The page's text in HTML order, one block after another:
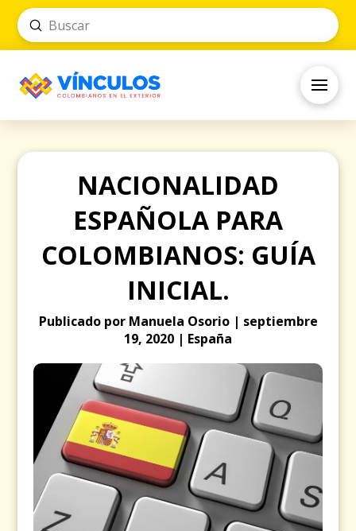
Search
Submit
NACIONALIDAD
ESPAÑOLA PARA
COLOMBIANOS: GUÍA
INICIAL.
Publicado por Manuela Osorio | septiembre
19, 2020 | España